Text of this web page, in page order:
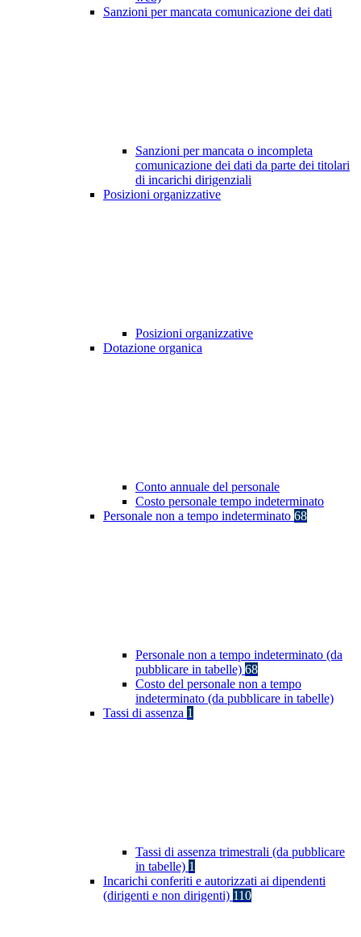
Sanzioni per mancata comunicazione dei dati
Sanzioni per mancata o incompleta
comunicazione dei dati da parte dei titolari
di incarichi dirigenziali
Posizioni organizzative
Posizioni organizzative
Dotazione organica
Conto annuale del personale
Costo personale tempo indeterminato
Personale non a tempo indeterminato 68
Personale non a tempo indeterminato (da
pubblicare in tabelle) 68
Costo del personale non a tempo
indeterminato (da pubblicare in tabelle)
Tassi di assenza 1
Tassi di assenza trimestrali (da pubblicare
in tabelle) 1
Incarichi conferiti e autorizzati ai dipendenti
(dirigenti e non dirigenti) 110